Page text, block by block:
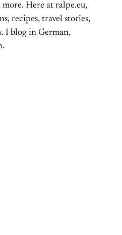
Here at ralpe.eu,
recipes, travel stories,
I blog in German,